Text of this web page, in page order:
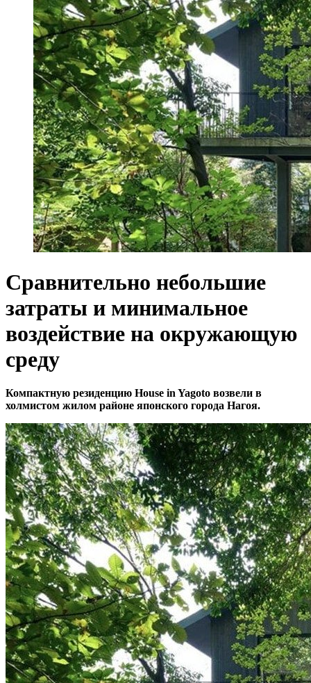
Сравнительно небольшие
затраты и минимальное
воздействие на окружающую
среду
Компактную резиденцию House in Yagoto возвели в
холмистом жилом районе японского города Нагоя.